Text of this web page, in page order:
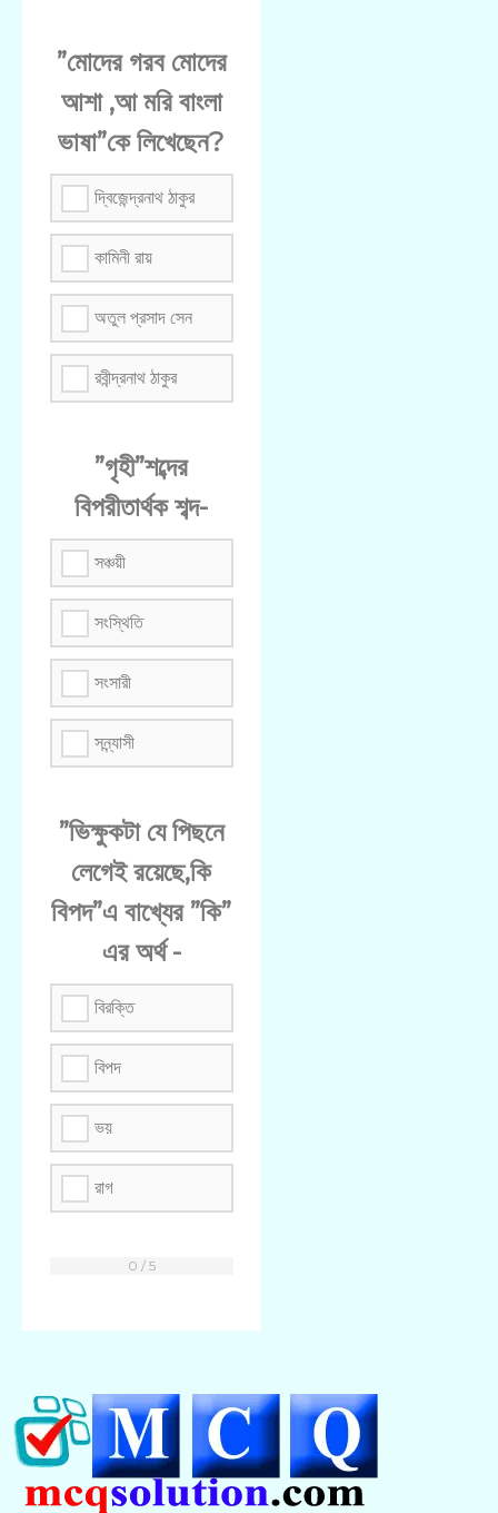
”মোদের গরব মোদের
আশা ,আ মরি বাংলা
ভাষা”কে লিখেছেন?
দ্বিজেন্দ্রনাথ ঠাকুর
কামিনী রায়
অতুল প্রসাদ সেন
রবীন্দ্রনাথ ঠাকুর
”গৃহী”শব্দের
বিপরীতার্থক শব্দ-
সঞ্চয়ী
সংস্থিতি
সংসারী
সন্ন্যাসী
”ভিক্ষুকটা যে পিছনে
লেগেই রয়েছে,কি
বিপদ”এ বাখ্যের ”কি”
এর অর্থ -
বিরক্তি
বিপদ
ভয়
রাগ